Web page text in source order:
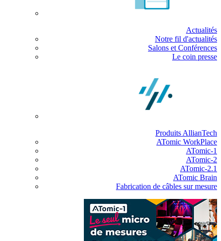
Actualités
Notre fil d'actualités
Salons et Conférences
Le coin presse
Produits AllianTech
ATomic WorkPlace
ATomic-1
ATomic-2
ATomic-2.1
ATomic Brain
Fabrication de câbles sur mesure